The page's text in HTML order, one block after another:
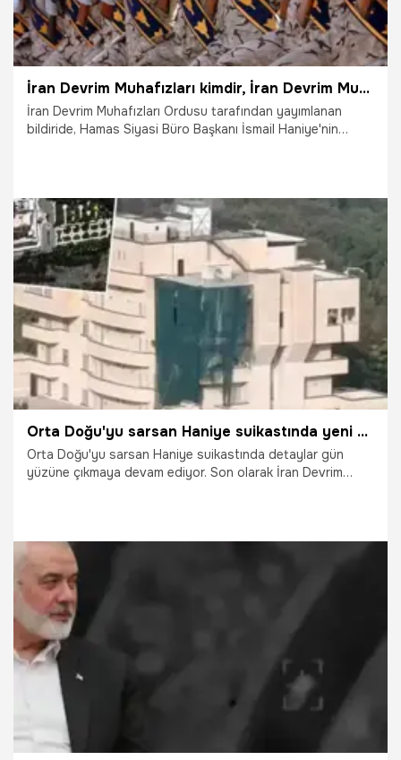
İran Devrim Muhafızları kimdir, İran Devrim Muhafızları komutanı kim? İran Devrim Muhafızları sayısı ve ordusu hakkında merak edilenler…
İran Devrim Muhafızları Ordusu tarafından yayımlanan
bildiride, Hamas Siyasi Büro Başkanı İsmail Haniye'nin
hakkında yapılan aramalar da arttı. Peki, İran Devrim
Muhafızları kimdir, İran Devrim Muhafızları komutanı kim?
İran Devrim Muhafızları sayısı ve ordusu hakkında merak
edilenler…
3.08.2024 Gündem
Orta Doğu'yu sarsan Haniye suikastında yeni detaylar ortaya çıktı!
Orta Doğu'yu sarsan Haniye suikastında detaylar gün
yüzüne çıkmaya devam ediyor. Son olarak İran Devrim
3.08.2024